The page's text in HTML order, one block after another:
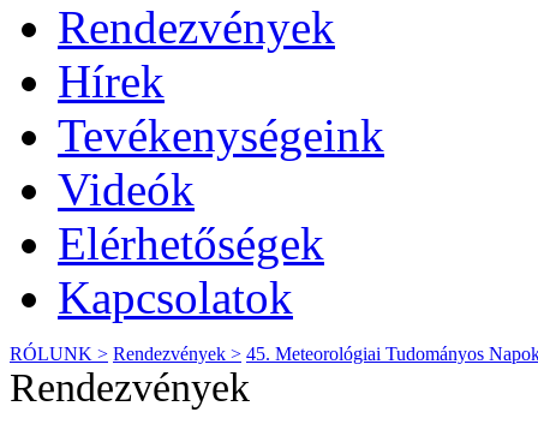
Rendezvények
Hírek
Tevékenységeink
Videók
Elérhetőségek
Kapcsolatok
RÓLUNK > Rendezvények > 45. Meteorológiai Tudományos
Rendezvények